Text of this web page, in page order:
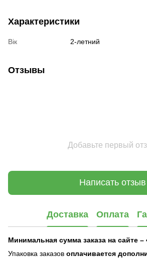
Характеристики
Вік 2-летний
Отзывы
Добавьте первый
Написать отзыв
Доставка Оплата
Минимальная сумма заказа на сайте –
Упаковка заказов оплачивается